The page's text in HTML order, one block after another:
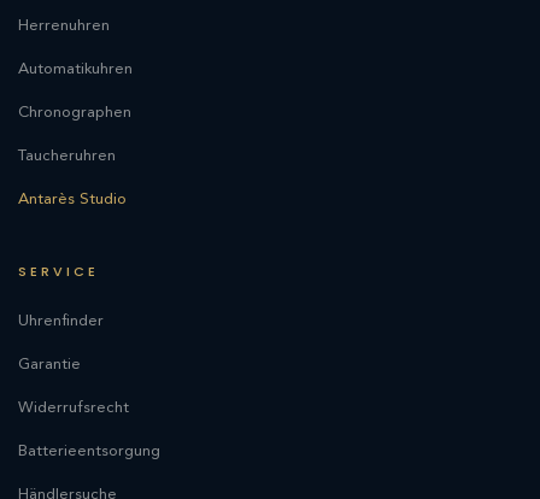
Herrenuhren
Automatikuhren
Chronographen
Taucheruhren
Antarès Studio
SERVICE
Uhrenfinder
Garantie
Widerrufsrecht
Batterieentsorgung
Händlersuche